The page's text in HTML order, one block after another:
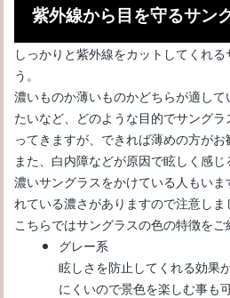
サングラスが似合わない理由と似合
紫外線から目を守るサン
しっかりと紫外線をカットしてくれ
う。
濃いものか薄いものかどちらが適し
たいなど、どのような目的でサング
ってきますが、できれば薄めの方がお
また、白内障などが原因で眩しく感
濃いサングラスをかけている人もい
れている濃さがありますので注意しま
こちらではサングラスの色の特徴をご
グレー系
眩しさを防止してくれる効果
にくいので景色を楽しむ事も